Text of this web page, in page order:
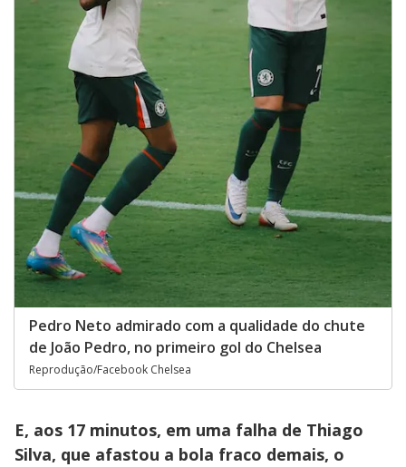
Pedro Neto admirado com a qualidade do chute
de João Pedro, no primeiro gol do Chelsea
Reprodução/Facebook Chelsea
E, aos 17 minutos, em uma falha de Thiago
Silva, que afastou a bola fraco demais, o